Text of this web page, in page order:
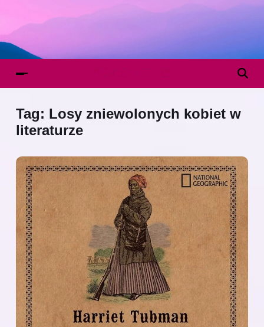
Tag: Losy zniewolonych kobiet w
literaturze